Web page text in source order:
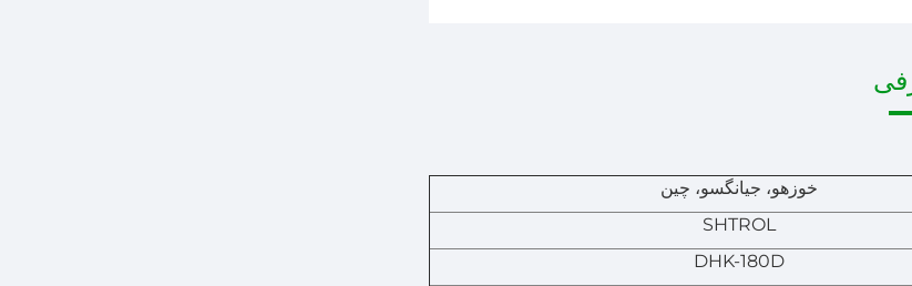
خوزهو، جیانگسو، چین
SHTROL
DHK-180D